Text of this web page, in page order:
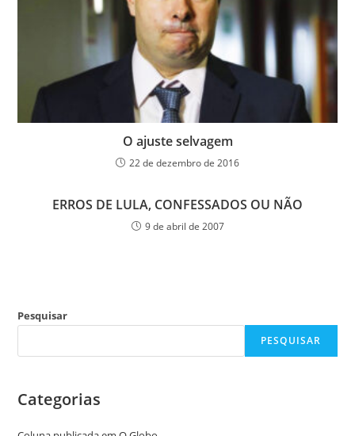
O ajuste selvagem
22 de dezembro de 2016
ERROS DE LULA, CONFESSADOS OU NÃO
9 de abril de 2007
Pesquisar
PESQUISAR
Categorias